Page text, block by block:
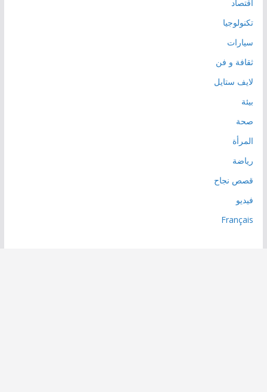
اقتصاد
تكنولوجيا
سيارات
ثقافة و فن
لايف ستايل
بيئة
صحة
المرأة
رياضة
قصص نجاح
فيديو
Français